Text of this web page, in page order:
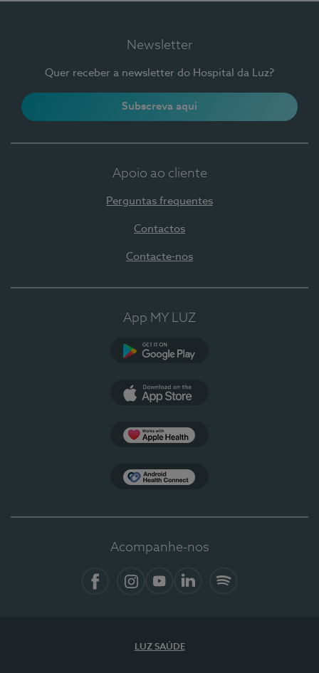
Newsletter
Quer receber a newsletter do Hospital da Luz?
Subscreva aqui
Apoio ao cliente
Perguntas frequentes
Contactos
Contacte-nos
App MY LUZ
Acompanhe-nos
LUZ SAÚDE